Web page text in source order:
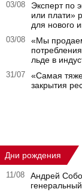
03/08
Эксперт по
или плати»
для нового
03/08
«Мы
льде в
31/07
«Самая
закрытия
Дни рождения
11/08
Андрей